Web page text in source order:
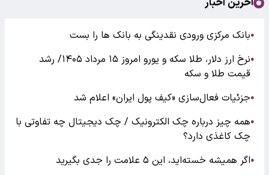
●بانک مرکزی ورودی نقدینگی به بانک ها را بست
●
نرخ ارز دلار، طلا سکه و یورو امروز ۱۵ مرداد ۱۴۰۵/ رشد
قیمت طلا و سکه
●جزئیات فعال‌سازی «کیف پول ایران» اعلام شد
●همه چیز درباره چک الکترونیک / چک دیجیتال چه تفاوتی با
چک کاغذی دارد؟
●اگر همیشه خسته‌اید، این ۵ علامت را جدی بگیرید